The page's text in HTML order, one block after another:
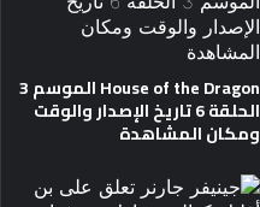
House of the Dragon الموسم 3
الحلقة 6 تاريخ الإصدار والوقت
ومكان المشاهدة